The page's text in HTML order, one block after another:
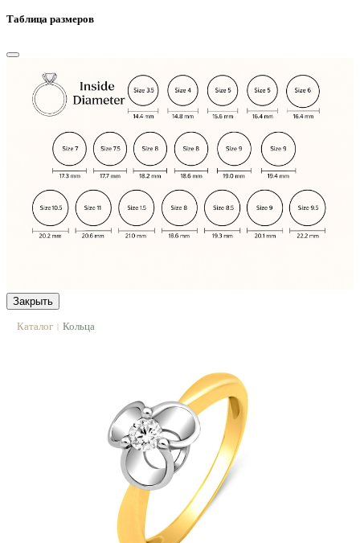
Таблица размеров
Закрыть
Каталог | Кольца